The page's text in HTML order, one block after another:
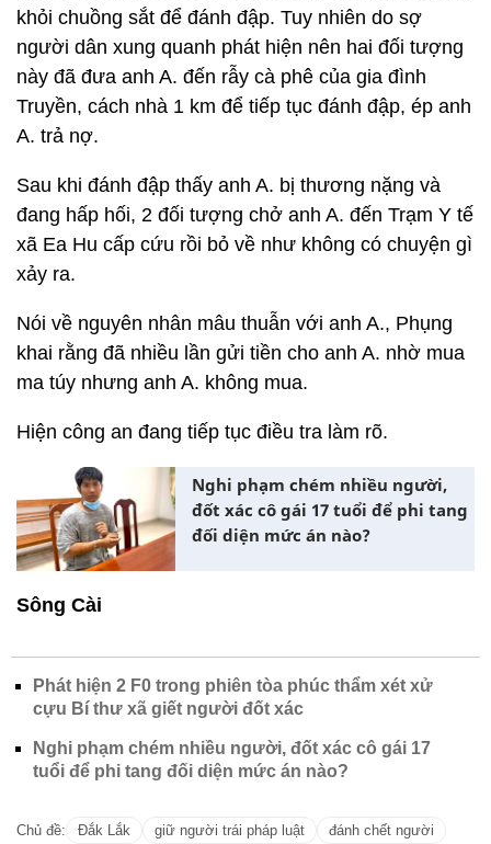
khỏi chuồng sắt để đánh đập. Tuy nhiên do sợ
người dân xung quanh phát hiện nên hai đối tượng
này đã đưa anh A. đến rẫy cà phê của gia đình
Truyền, cách nhà 1 km để tiếp tục đánh đập, ép anh
A. trả nợ.
Sau khi đánh đập thấy anh A. bị thương nặng và
đang hấp hối, 2 đối tượng chở anh A. đến Trạm Y tế
xã Ea Hu cấp cứu rồi bỏ về như không có chuyện gì
xảy ra.
Nói về nguyên nhân mâu thuẫn với anh A., Phụng
khai rằng đã nhiều lần gửi tiền cho anh A. nhờ mua
ma túy nhưng anh A. không mua.
Hiện công an đang tiếp tục điều tra làm rõ.
Nghi phạm chém nhiều người,
đốt xác cô gái 17 tuổi để phi tang
đối diện mức án nào?
Sông Cài
Phát hiện 2 F0 trong phiên tòa phúc thẩm xét xử
cựu Bí thư xã giết người đốt xác
Nghi phạm chém nhiều người, đốt xác cô gái 17
tuổi để phi tang đối diện mức án nào?
Chủ đề: Đắk Lắk giữ người trái pháp luật đánh chết người